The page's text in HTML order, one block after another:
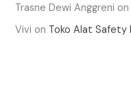
Trasne Dewi Anggreni on
Vivi on Toko Alat Safety